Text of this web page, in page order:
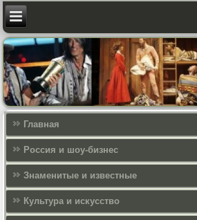
Главная
Россия и шоу-бизнес
Знаменитые и известные
Культура и искусcтво